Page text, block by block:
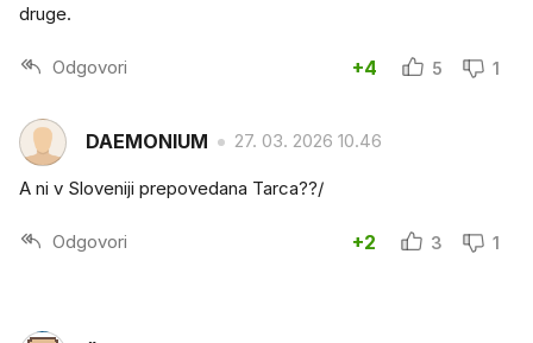
druge.
Odgovori +4 5 1
DAEMONIUM 27. 03. 2026 10.46
A ni v Sloveniji prepovedana Tarca??/
Odgovori +2 3 1